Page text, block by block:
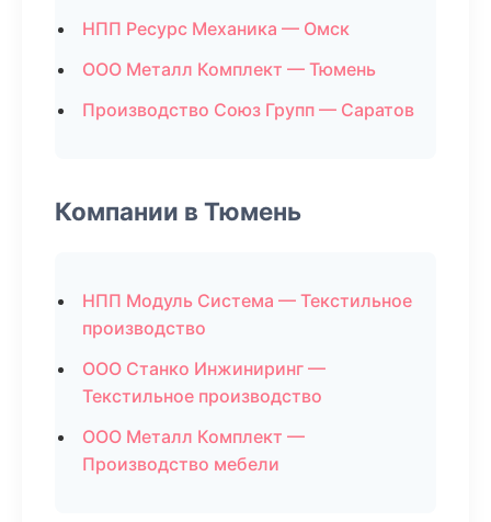
НПП Ресурс Механика — Омск
ООО Металл Комплект — Тюмень
Производство Союз Групп — Саратов
Компании в Тюмень
НПП Модуль Система — Текстильное
производство
ООО Станко Инжиниринг —
Текстильное производство
ООО Металл Комплект —
Производство мебели